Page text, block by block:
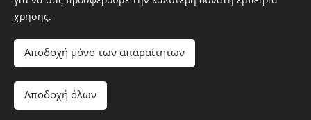
e-la theatro.gr
ΓΙΑ ΈΝΑ ΚΑΛΥΤΕΡΟ ΘΕΑΤΡΟ
χρήσης.
Αποδοχή μόνο των απαραίτητων
Αποδοχή όλων